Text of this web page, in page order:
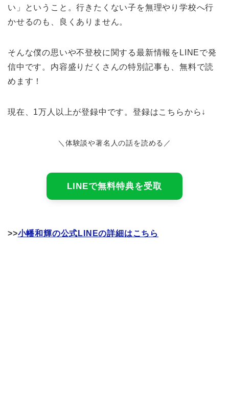
い」ということ。行きたくない子を無理やり学校へ行
かせるのも、良くありません。
そんな僕の思いや不登校に関する最新情報をLINEで発
信中です。内容盛りだくさんの特別記事も、無料で読
めます！
現在、1万人以上が登録中です。登録はこちらから↓
＼体験談や著名人の話を読める／
LINEで無料特典を受取
>>小幡和輝の公式LINEの詳細はこちら